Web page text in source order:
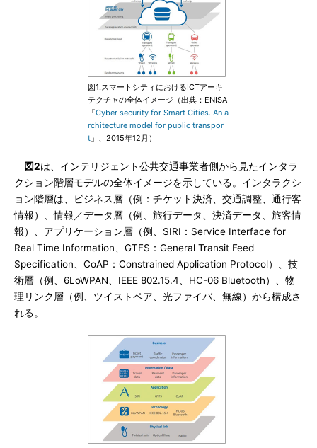
図1.スマートシティにおけるICTアーキ
テクチャの全体イメージ（出典：ENISA
「Cyber security for Smart Cities. An a
rchitecture model for public transpor
t 」、2015年12月）
図2は、インテリジェント公共交通事業者側から見たインタラ
クション階層モデルの全体イメージを示している。インタラクシ
ョン階層は、ビジネス層（例：チケット決済、交通調整、通行客
情報）、情報／データ層（例、旅行データ、決済データ、旅客情
報）、アプリケーション層（例、SIRI：Service Interface for
Real Time Information、GTFS：General Transit Feed
Specification、CoAP：Constrained Application Protocol）、技
術層（例、6LoWPAN、IEEE 802.15.4、HC-06 Bluetooth）、物
理リンク層（例、ツイストペア、光ファイバ、無線）から構成さ
れる。